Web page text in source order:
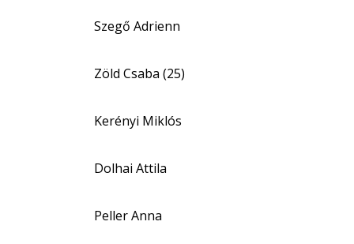
Szegő Adrienn
Zöld Csaba (25)
Kerényi Miklós
Dolhai Attila
Peller Anna